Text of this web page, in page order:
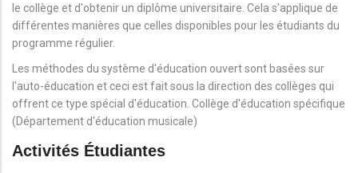
le collège et d'obtenir un diplôme universitaire. Cela s'applique de
différentes manières que celles disponibles pour les étudiants du
programme régulier.
Les méthodes du système d'éducation ouvert sont basées sur
l'auto-éducation et ceci est fait sous la direction des collèges qui
offrent ce type spécial d'éducation. Collège d'éducation spécifique
(Département d'éducation musicale)
Activités Étudiantes